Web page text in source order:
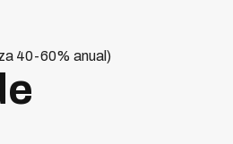
40-60% anual)